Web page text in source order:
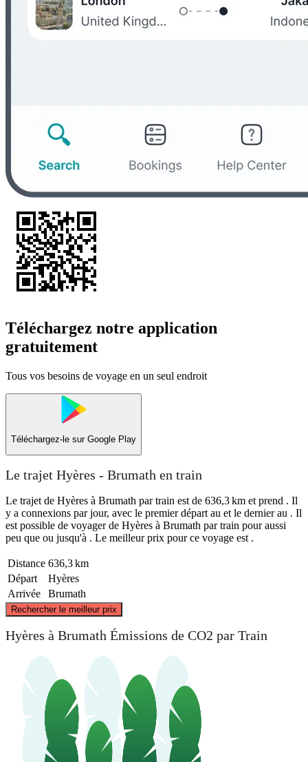
Téléchargez notre application
gratuitement
Tous vos besoins de voyage en un seul endroit
Téléchargez-le sur Google Play
Le trajet Hyères - Brumath en train
Le trajet de Hyères à Brumath par train est de 636,3 km et prend . Il
y a connexions par jour, avec le premier départ au et le dernier au . Il
est possible de voyager de Hyères à Brumath par train pour aussi
peu que ou jusqu'à . Le meilleur prix pour ce voyage est .
Distance 636,3 km
Départ
Hyères
Arrivée
Brumath
Rechercher le meilleur prix
Hyères à Brumath Émissions de CO2 par Train